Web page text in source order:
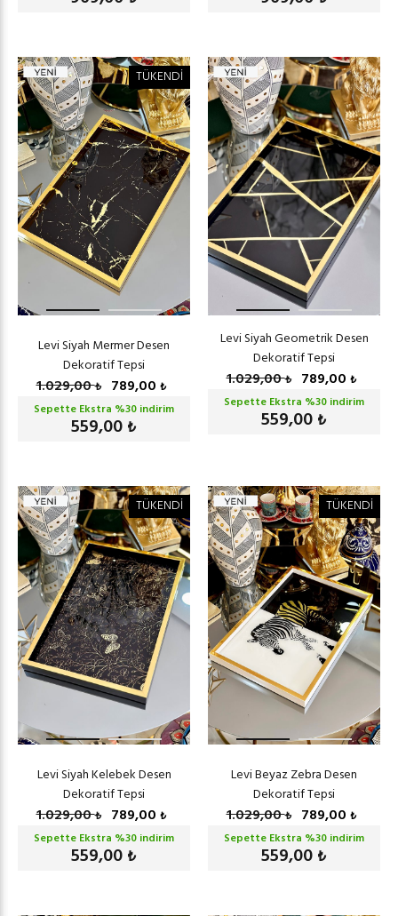
TÜKENDİ
Levi Siyah Mermer Desen
Dekoratif Tepsi
1.029,00₺ 789,00 ₺
Sepette Ekstra %30 indirim
559,00 ₺
Levi Siyah Geometrik Desen
Dekoratif Tepsi
1.029,00₺ 789,00 ₺
Sepette Ekstra %30 indirim
559,00 ₺
TÜKENDİ
Levi Siyah Kelebek Desen
Dekoratif Tepsi
1.029,00₺ 789,00 ₺
Sepette Ekstra %30 indirim
559,00 ₺
TÜKENDİ
Levi Beyaz Zebra Desen
Dekoratif Tepsi
1.029,00₺ 789,00 ₺
Sepette Ekstra %30 indirim
559,00 ₺